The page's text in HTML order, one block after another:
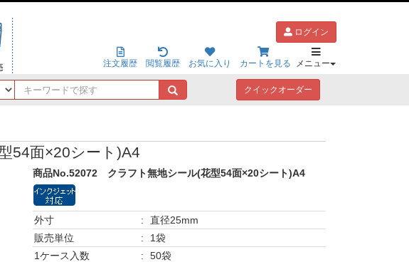
ログイン
注文履歴 閲覧履歴 お気に入り カートを見る メニュー
キ
ー
ド
探
クイックオーダー
54面×20シート)A4
商品No.52072 クラフト無地シール(花型54面×20シート)A4
外寸 :
直径25mm
販売単位
:
1袋
1ケース入数
:
50袋